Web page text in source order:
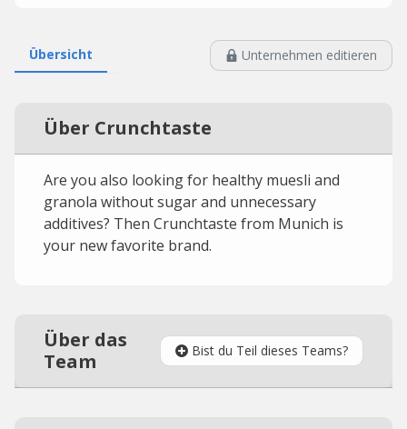
Übersicht Unternehmen editieren
Über Crunchtaste
Are you also looking for healthy muesli and
granola without sugar and unnecessary
additives? Then Crunchtaste from Munich is
your new favorite brand.
Über das
Team
Bist du Teil dieses Teams?